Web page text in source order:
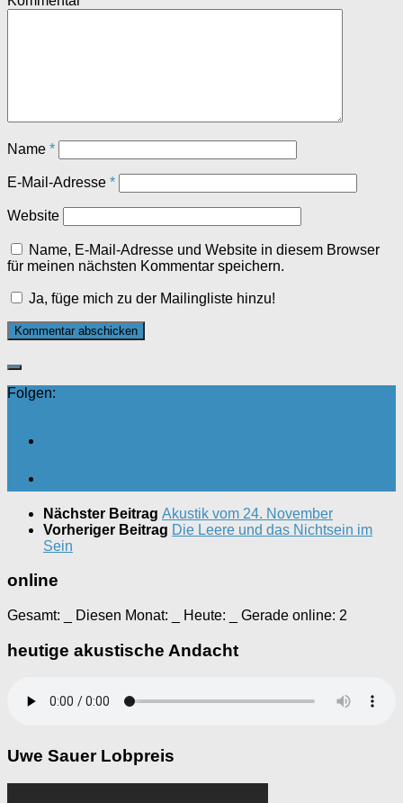
Name *
E-Mail-Adresse *
Website
Name, E-Mail-Adresse und Website in diesem Browser
für meinen nächsten Kommentar speichern.
Ja, füge mich zu der Mailingliste hinzu!
Folgen:
Nächster Beitrag Akustik vom 24. November
Vorheriger Beitrag Die Leere und das Nichtsein im
Sein
online
Gesamt: Diesen Monat: Heute: Gerade online: 2
heutige akustische Andacht
Uwe Sauer Lobpreis